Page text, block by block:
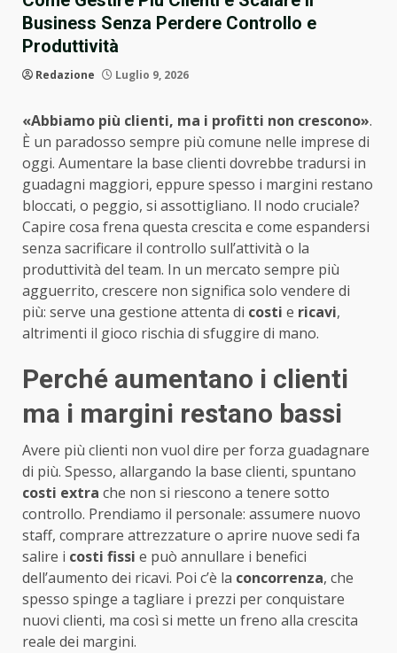
Business Senza Perdere Controllo e
Produttività
Redazione Luglio 9, 2026
«Abbiamo più clienti, ma i profitti non crescono».
È un paradosso sempre più comune nelle imprese di
oggi. Aumentare la base clienti dovrebbe tradursi in
guadagni maggiori, eppure spesso i margini restano
bloccati, o peggio, si assottigliano. Il nodo cruciale?
Capire cosa frena questa crescita e come espandersi
senza sacrificare il controllo sull’attività o la
produttività del team. In un mercato sempre più
agguerrito, crescere non significa solo vendere di
più: serve una gestione attenta di costi e ricavi,
altrimenti il gioco rischia di sfuggire di mano.
Perché aumentano i clienti
ma i margini restano bassi
Avere più clienti non vuol dire per forza guadagnare
di più. Spesso, allargando la base clienti, spuntano
costi extra che non si riescono a tenere sotto
controllo. Prendiamo il personale: assumere nuovo
staff, comprare attrezzature o aprire nuove sedi fa
salire i costi fissi e può annullare i benefici
dell’aumento dei ricavi. Poi c’è la concorrenza, che
spesso spinge a tagliare i prezzi per conquistare
nuovi clienti, ma così si mette un freno alla crescita
reale dei margini.